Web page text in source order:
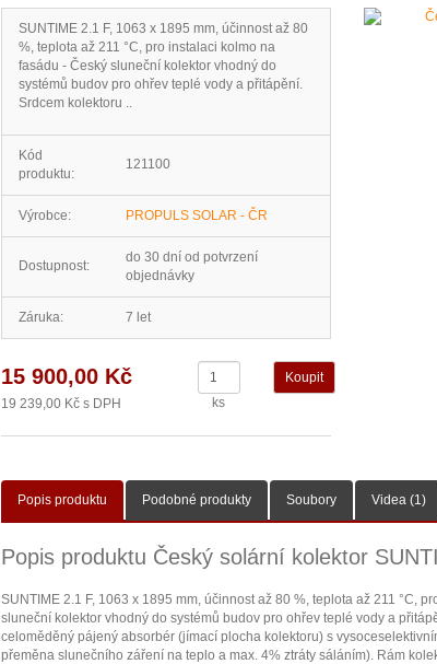
SUNTIME 2.1 F, 1063 x 1895 mm, účinnost až 80
%, teplota až 211 °C, pro instalaci kolmo na
fasádu - Český sluneční kolektor vhodný do
systémů budov pro ohřev teplé vody a přitápění.
Srdcem kolektoru ..
Kód
produktu:
121100
Výrobce: PROPULS SOLAR - ČR
Dostupnost:
do 30 dní od potvrzení
objednávky
Záruka: 7 let
15 900,00 Kč
19 239,00 Kč s DPH ks
Popis produktu Podobné produkty Soubory Videa (1)
Popis produktu Český solární kolektor
SUNTIME 2.1 F, 1063 x 1895 mm, účinnost až 80 %, teplota až 211 °C,
sluneční kolektor vhodný do systémů budov pro ohřev teplé vody a
celoměděný pájený absorbér (jímací plocha kolektoru) s
přeměna slunečního záření na teplo a max. 4% ztráty sáláním). Rám